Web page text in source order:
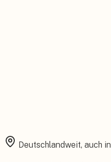
Deutschlandweit, auch in